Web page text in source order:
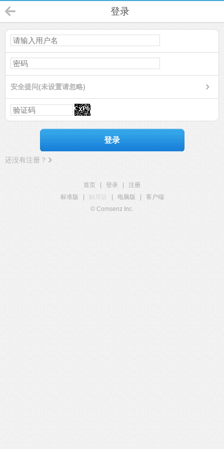
登录
安全提问(未设置请忽略)
登录
还没有注册？
首页 登录
注册
标准版
触屏版 电脑版
客户端
© Comsenz Inc.